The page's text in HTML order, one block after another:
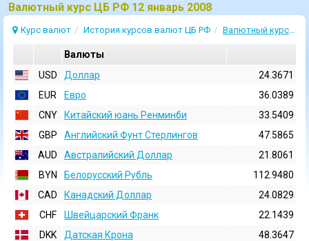
Bалютный курс ЦБ РФ 12 январь 2008
Курс валют История курсов валют ЦБ РФ Валютный курс 12 Январь 2008
Валюты
USD
Доллар
24.3671
EUR
Евро
36.0389
CNY
Китайский юань Ренминби
33.5409
GBP
Английский Фунт Стерлингов
47.5865
AUD
Австралийский Доллар
21.8061
BYN
Белорусский Рубль
112.9480
CAD
Канадский Доллар
24.0829
CHF
Швейцарский Франк
22.1439
DKK
Датская Крона
48.3647